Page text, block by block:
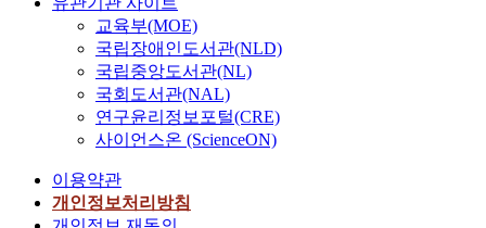
교육부(MOE)
국립장애인도서관(NLD)
국립중앙도서관(NL)
국회도서관(NAL)
연구윤리정보포털(CRE)
사이언스온 (ScienceON)
이용약관
개인정보처리방침